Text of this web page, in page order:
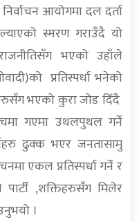
आयोगमा दल दर्ता
स्मरण गराउँदै यो
भएको उहाँले
प्रतिस्पर्धा भनेको
भएको कुरा जोड दिँदै
गएमा उथलपुथल गर्ने
ढुक्क भएर जनतासामु
एकल प्रतिस्पर्धा गर्ने र
,शक्तिहरुसँग मिलेर
।